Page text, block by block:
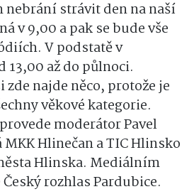
nebrání strávit den na naší
v 9,00 a pak se bude vše
V podstatě v
až do půlnoci.
zde najde něco, protože je
věkové kategorie.
moderátor Pavel
Hlinečan a TIC Hlinsko
Hlinska. Mediálním
rozhlas Pardubice.